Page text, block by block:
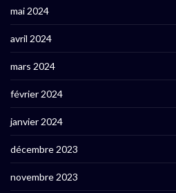
mai 2024
avril 2024
mars 2024
février 2024
janvier 2024
décembre 2023
novembre 2023